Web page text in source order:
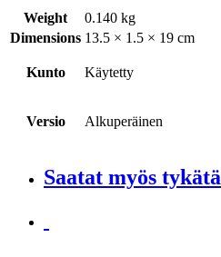
Weight
0.140 kg
Dimensions 13.5 × 1.5 × 19 cm
Kunto Käytetty
Versio Alkuperäinen
Saatat myös tykätä